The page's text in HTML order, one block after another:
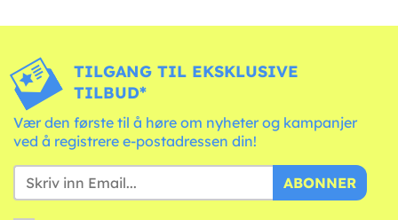
TILGANG TIL EKSKLUSIVE
TILBUD*
Vær den første til å høre om nyheter og kampanjer
ved å registrere e-postadressen din!
ABONNER